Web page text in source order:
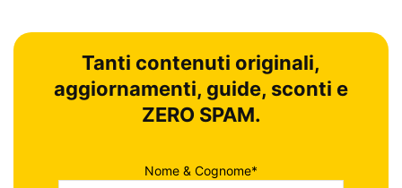
Tanti contenuti originali,
aggiornamenti, guide, sconti e
ZERO SPAM.
Nome & Cognome*